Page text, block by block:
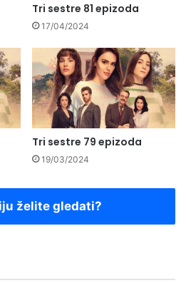
Tri sestre 81 epizoda
17/04/2024
Tri sestre 79 epizoda
19/03/2024
želite gledati?